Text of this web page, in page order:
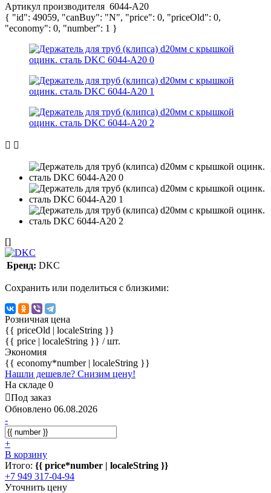
Артикул производителя 6044-A20
{ "id": 49059, "canBuy": "N", "price": 0, "priceOld": 0,
"economy": 0, "number": 1 }
[]
Бренд: DKC
Сохранить или поделиться с близкими:
Розничная цена
{{ priceOld | localeString }}
{{ price | localeString }} / шт.
Экономия
{{ economy*number | localeString }}
Нашли дешевле? Снизим цену!
На складе 0
Под заказ
Обновлено 06.08.2026
-
+
В корзину
Итого: {{ price*number | localeString }}
+7 949 317-04-94
Уточнить цену